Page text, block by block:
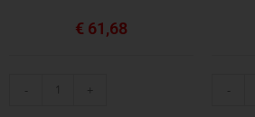
€ 61,68
- + -